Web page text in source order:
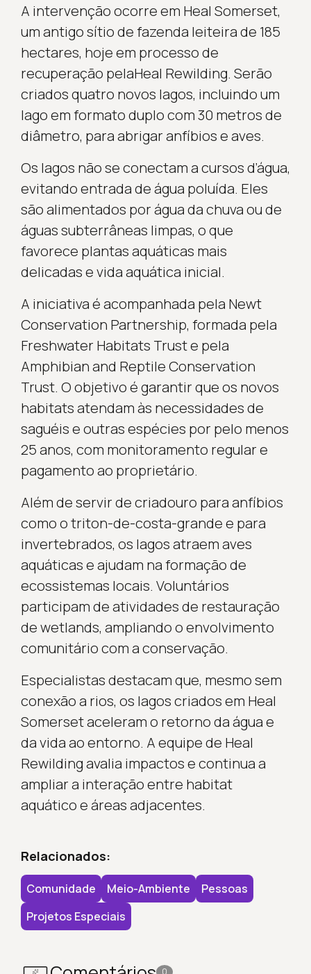
A intervenção ocorre em Heal Somerset,
um antigo sítio de fazenda leiteira de 185
hectares, hoje em processo de
recuperação pelaHeal Rewilding. Serão
criados quatro novos lagos, incluindo um
lago em formato duplo com 30 metros de
diâmetro, para abrigar anfíbios e aves.
Os lagos não se conectam a cursos d’água,
evitando entrada de água poluída. Eles
são alimentados por água da chuva ou de
águas subterrâneas limpas, o que
favorece plantas aquáticas mais
delicadas e vida aquática inicial.
A iniciativa é acompanhada pela Newt
Conservation Partnership, formada pela
Freshwater Habitats Trust e pela
Amphibian and Reptile Conservation
Trust. O objetivo é garantir que os novos
habitats atendam às necessidades de
saguéis e outras espécies por pelo menos
25 anos, com monitoramento regular e
pagamento ao proprietário.
Além de servir de criadouro para anfíbios
como o triton-de-costa-grande e para
invertebrados, os lagos atraem aves
aquáticas e ajudam na formação de
ecossistemas locais. Voluntários
participam de atividades de restauração
de wetlands, ampliando o envolvimento
comunitário com a conservação.
Especialistas destacam que, mesmo sem
conexão a rios, os lagos criados em Heal
Somerset aceleram o retorno da água e
da vida ao entorno. A equipe de Heal
Rewilding avalia impactos e continua a
ampliar a interação entre habitat
aquático e áreas adjacentes.
Relacionados:
Comunidade Meio-Ambiente
Pessoas
Projetos Especiais